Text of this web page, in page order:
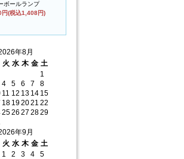
ボールランプ
円(税込1,408円)
年8月
火 水 木 金 土
1
4 5 6 7
8
11 12 13 14 15
18 192021 22
2526 27 2829
年9月
火 水 木 金 土
1
2 3 4
5